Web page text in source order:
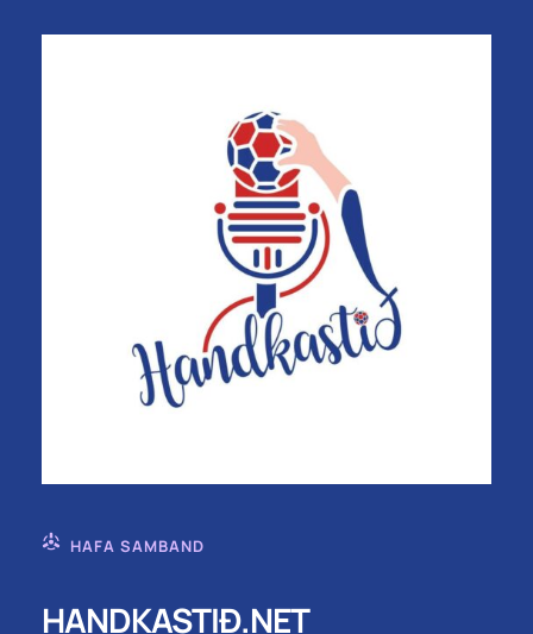
HAFA SAMBAND
HANDKASTIÐ.NET